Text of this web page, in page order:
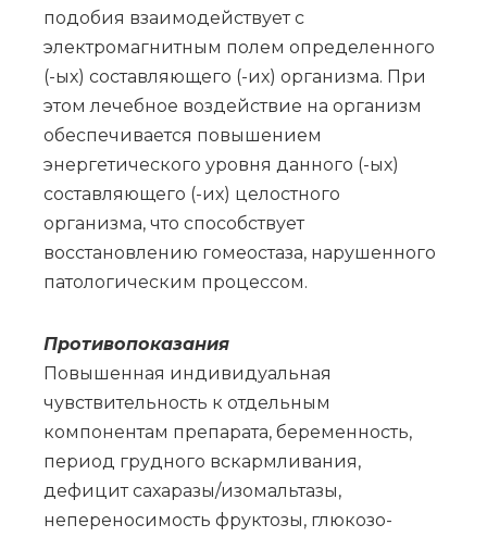
подобия взаимодействует с
электромагнитным полем определенного
(-ых) составляющего (-их) организма. При
этом лечебное воздействие на организм
обеспечивается повышением
энергетического уровня данного (-ых)
составляющего (-их) целостного
организма, что способствует
восстановлению гомеостаза, нарушенного
патологическим процессом.
Противопоказания
Повышенная индивидуальная
чувствительность к отдельным
компонентам препарата, беременность,
период грудного вскармливания,
дефицит сахаразы/изомальтазы,
непереносимость фруктозы, глюкозо-